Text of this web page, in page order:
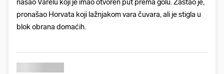
našao Varelu koji je imao otvoren put prema golu. Zastao je,
pronašao Horvata koji lažnjakom vara čuvara, ali je stigla u
blok obrana domaćih.